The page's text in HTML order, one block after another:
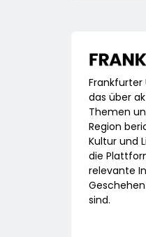
Frankfurter
das über
Themen
Region
Kultur und
die
relevante
sind.